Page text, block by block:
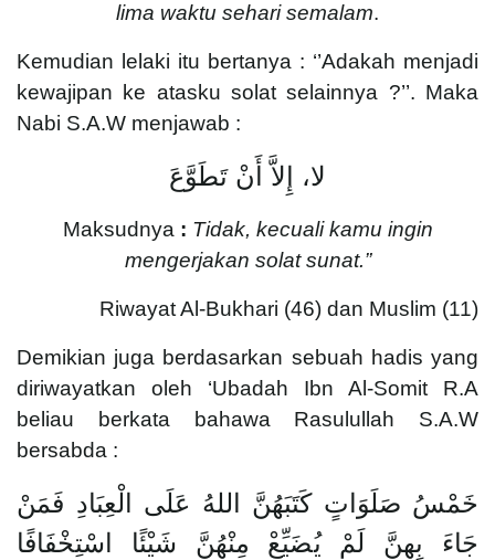
lima waktu sehari semalam.
Kemudian lelaki itu bertanya : ‘’Adakah menjadi
kewajipan ke atasku solat selainnya ?’’. Maka
Nabi S.A.W menjawab :
لا، إِلاَّ أَنْ تَطَوَّعَ
Maksudnya : Tidak, kecuali kamu ingin
mengerjakan solat sunat.”
Riwayat Al-Bukhari (46) dan Muslim (11)
Demikian juga berdasarkan sebuah hadis yang
diriwayatkan oleh ‘Ubadah Ibn Al-Somit R.A
beliau berkata bahawa Rasulullah S.A.W
bersabda :
خَمْسُ صَلَوَاتٍ كَتَبَهُنَّ اللهُ عَلَى الْعِبَادِ فَمَنْ
جَاءَ بِهِنَّ لَمْ يُضَيِّعْ مِنْهُنَّ شَيْئًا اسْتِخْفَافًا